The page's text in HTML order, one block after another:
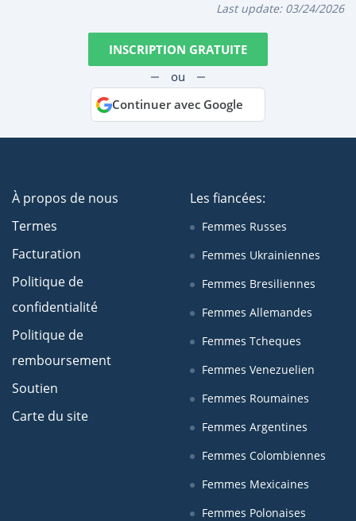
Last update: 03/24/2026
INSCRIPTION GRATUITE
ou
Continuer avec Google
À propos de nous
Termes
Facturation
Politique de
confidentialité
Politique de
remboursement
Soutien
Carte du site
Les fiancées:
Femmes Russes
Femmes Ukrainiennes
Femmes Bresiliennes
Femmes Allemandes
Femmes Tcheques
Femmes Venezuelien
Femmes Roumaines
Femmes Argentines
Femmes Colombiennes
Femmes Mexicaines
Femmes Polonaises